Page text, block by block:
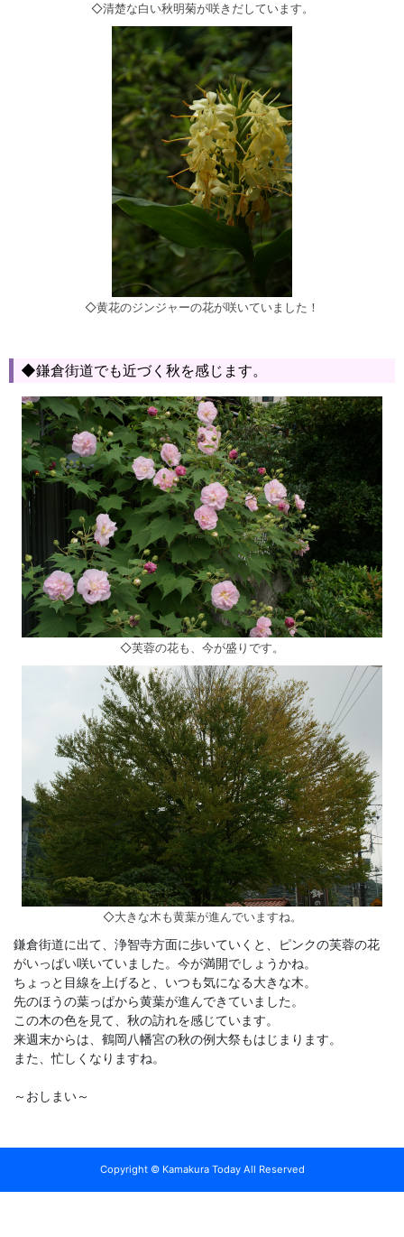
◇清楚な白い秋明菊が咲きだしています。
◇黄花のジンジャーの花が咲いていました！
◆鎌倉街道でも近づく秋を感じます。
◇芙蓉の花も、今が盛りです。
◇大きな木も黄葉が進んでいますね。
鎌倉街道に出て、浄智寺方面に歩いていくと、ピンクの芙蓉の花
がいっぱい咲いていました。今が満開でしょうかね。
ちょっと目線を上げると、いつも気になる大きな木。
先のほうの葉っぱから黄葉が進んできていました。
この木の色を見て、秋の訪れを感じています。
来週末からは、鶴岡八幡宮の秋の例大祭もはじまります。
また、忙しくなりますね。
～おしまい～
Copyright © Kamakura Today All Reserved